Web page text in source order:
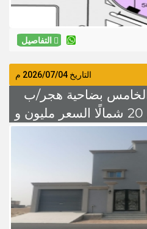
التفاصيل
التاريخ 2026/07/04 م
بضاحية هجر/ب
المساحة 423م شارع 20 شمالًا السعر مليون و